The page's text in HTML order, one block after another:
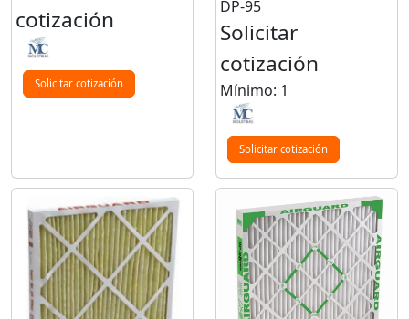
cotización
Solicitar cotización
DP-95
Solicitar
cotización
Mínimo: 1
Solicitar cotización